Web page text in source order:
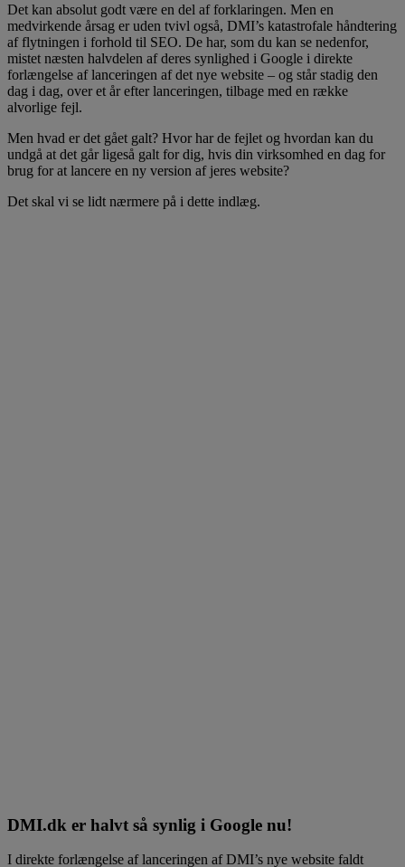
Det kan absolut godt være en del af forklaringen. Men en
medvirkende årsag er uden tvivl også, DMI’s katastrofale håndtering
af flytningen i forhold til SEO. De har, som du kan se nedenfor,
mistet næsten halvdelen af deres synlighed i Google i direkte
forlængelse af lanceringen af det nye website – og står stadig den
dag i dag, over et år efter lanceringen, tilbage med en række
alvorlige fejl.
Men hvad er det gået galt? Hvor har de fejlet og hvordan kan du
undgå at det går ligeså galt for dig, hvis din virksomhed en dag for
brug for at lancere en ny version af jeres website?
Det skal vi se lidt nærmere på i dette indlæg.
DMI.dk er halvt så synlig i Google nu!
I direkte forlængelse af lanceringen af DMI’s nye website faldt